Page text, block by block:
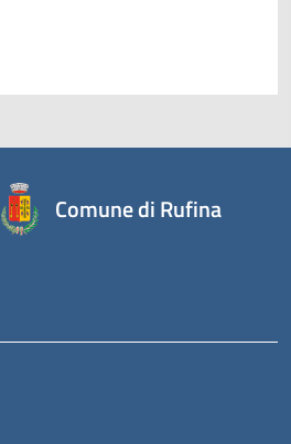
Comune di Rufina